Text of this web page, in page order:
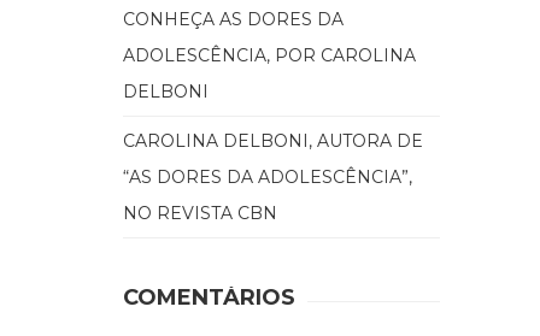
CONHEÇA AS DORES DA
ADOLESCÊNCIA, POR CAROLINA
DELBONI
CAROLINA DELBONI, AUTORA DE
“AS DORES DA ADOLESCÊNCIA”,
NO REVISTA CBN
COMENTÁRIOS